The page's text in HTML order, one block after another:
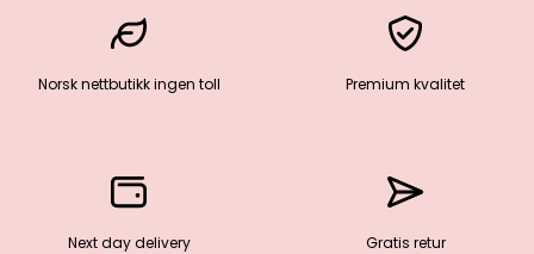
Norsk nettbutikk ingen toll Premium kvalitet
Next day delivery Gratis retur